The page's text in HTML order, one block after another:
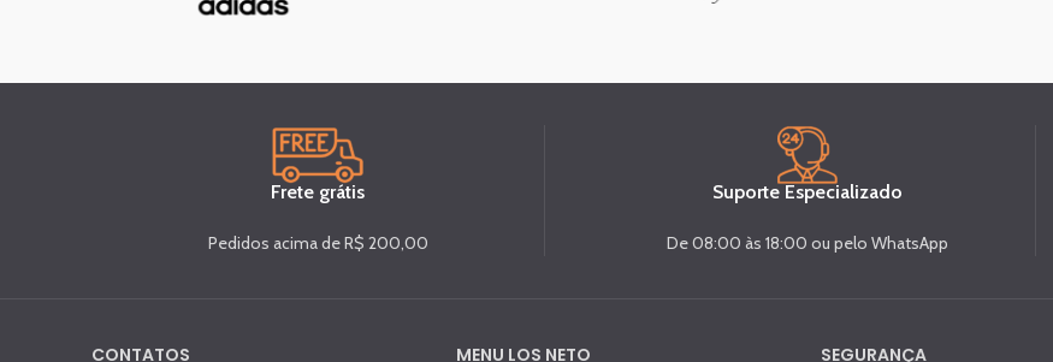
Frete grátis
Pedidos acima de R$ 200,00
Suporte Especializado
De 08:00 às 18:00 ou pelo WhatsApp
CONTATOS MENU LOS NETO SEGURANÇA